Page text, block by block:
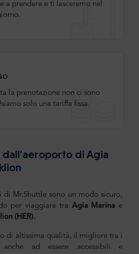
a prendere e ti lasceremo nel
la prenotazione non ci sono
solo una tariffa fissa.
di Agia
di Mr.Shuttle sono un modo sicuro,
per viaggiare tra Agia Marina e
(HER).
di altissima qualità, il migliore tra i
ad essere accessibili e